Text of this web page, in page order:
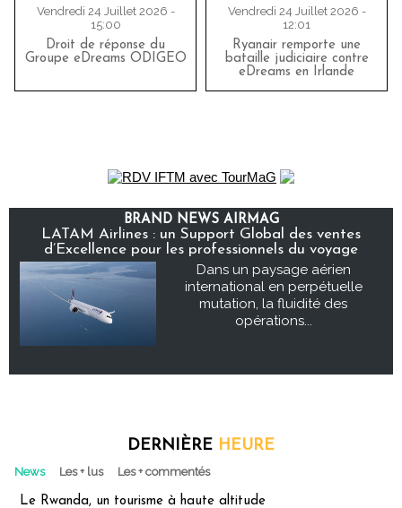
Vendredi 24 Juillet 2026 -
15:00
Droit de réponse du
Groupe eDreams ODIGEO
Vendredi 24 Juillet 2026 -
12:01
Ryanair remporte une
bataille judiciaire contre
eDreams en Irlande
BRAND NEWS AIRMAG
LATAM Airlines : un Support Global des ventes
d’Excellence pour les professionnels du voyage
Dans un paysage aérien
international en perpétuelle
mutation, la fluidité des
opérations...
DERNIÈRE HEURE
News Les + lus Les + commentés
Le Rwanda, un tourisme à haute altitude